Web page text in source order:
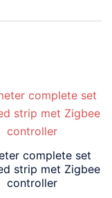
complete set
strip met Zigbee
controller